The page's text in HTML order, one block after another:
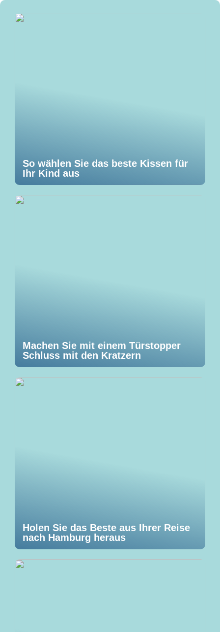
So wählen Sie das beste Kissen für
Ihr Kind aus
Machen Sie mit einem Türstopper
Schluss mit den Kratzern
Holen Sie das Beste aus Ihrer Reise
nach Hamburg heraus